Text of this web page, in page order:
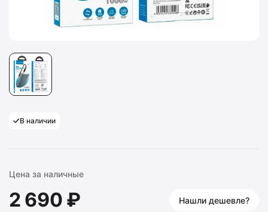
В наличии
Цена за наличные
2 690 ₽ Нашли дешевле?